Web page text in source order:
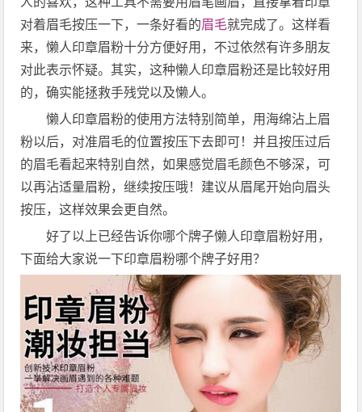
对着眉毛按压一下，一条好看的眉毛就完成了。这样看
来，懒人印章眉粉十分方便好用，不过依然有许多朋友
对此表示怀疑。其实，这种懒人印章眉粉还是比较好用
的，确实能拯救手残党以及懒人。
懒人印章眉粉的使用方法特别简单，用海绵沾上眉
粉以后，对准眉毛的位置按压下去即可！并且按压过后
的眉毛看起来特别自然，如果感觉眉毛颜色不够深，可
以再沾适量眉粉，继续按压哦！建议从眉尾开始向眉头
按压，这样效果会更自然。
好了以上已经告诉你哪个牌子懒人印章眉粉好用，
下面给大家说一下印章眉粉哪个牌子好用？